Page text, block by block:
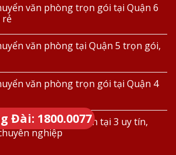
văn phòng trọn gói tại Quận 6
rẻ
văn phòng tại Quận 5 trọn gói,
văn phòng trọn gói tại Quận 4
văn phòng quận tại 3 uy tín,
nghiệp
Đài: 1800.0077